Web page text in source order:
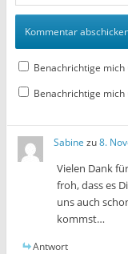
Benachrichtige
Benachrichtige
Sabine zu8.
Vielen Dank
froh, dass es
uns auch
kommst…
Antwort